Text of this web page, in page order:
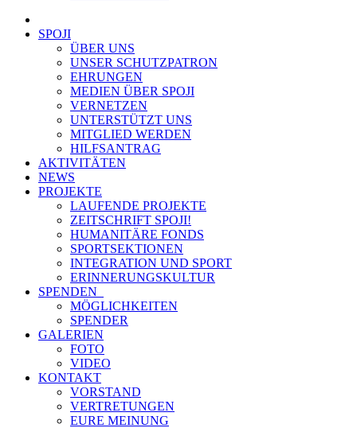
SPOJI
ÜBER UNS
UNSER SCHUTZPATRON
EHRUNGEN
MEDIEN ÜBER SPOJI
VERNETZEN
UNTERSTÜTZT UNS
MITGLIED WERDEN
HILFSANTRAG
AKTIVITÄTEN
NEWS
PROJEKTE
LAUFENDE PROJEKTE
ZEITSCHRIFT SPOJI!
HUMANITÄRE FONDS
SPORTSEKTIONEN
INTEGRATION UND SPORT
ERINNERUNGSKULTUR
SPENDEN
MÖGLICHKEITEN
SPENDER
GALERIEN
FOTO
VIDEO
KONTAKT
VORSTAND
VERTRETUNGEN
EURE MEINUNG